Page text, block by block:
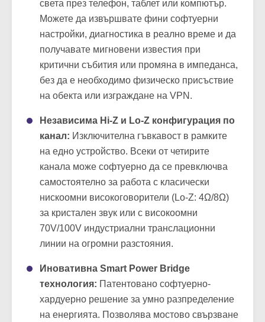
света през телефон, таблет или компютър.
Можете да извършвате фини софтуерни
настройки, диагностика в реално време и да
получавате мигновени известия при
критични събития или промяна в импеданса,
без да е необходимо физическо присъствие
на обекта или изграждане на VPN.
Независима Hi-Z и Lo-Z конфигурация по
канал: Изключителна гъвкавост в рамките
на едно устройство. Всеки от четирите
канала може софтуерно да се превключва
самостоятелно за работа с класически
нискоомни високоговорители (Lo-Z: 4Ω/8Ω)
за кристален звук или с високоомни
70V/100V индустриални транслационни
линии на огромни разстояния.
Иновативна Smart Power Bridge
технология: Патентовано софтуерно-
хардуерно решение за умно разпределение
на енергията. Позволява мостово свързване